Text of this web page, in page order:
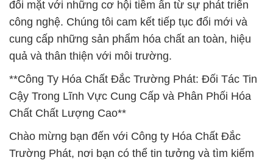
đối mặt với những cơ hội tiềm ẩn từ sự phát triển
công nghệ. Chúng tôi cam kết tiếp tục đổi mới và
cung cấp những sản phẩm hóa chất an toàn, hiệu
quả và thân thiện với môi trường.
**Công Ty Hóa Chất Đắc Trường Phát: Đối Tác Tin
Cậy Trong Lĩnh Vực Cung Cấp và Phân Phối Hóa
Chất Chất Lượng Cao**
Chào mừng bạn đến với Công ty Hóa Chất Đắc
Trường Phát, nơi bạn có thể tin tưởng và tìm kiếm